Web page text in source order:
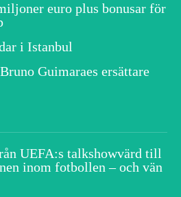
euro plus bonusar för
i Istanbul
Guimaraes ersättare
UEFA:s talkshowvärd till
inom fotbollen – och vän